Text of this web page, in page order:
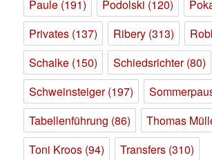
Paule (191) Podolski (120)
Privates (137) Ribery (313)
Schalke (150) Schiedsrichter(80)
Schweinsteiger(197)
Tabellenführung (86) Thomas
Toni Kroos (94) Transfers (310)